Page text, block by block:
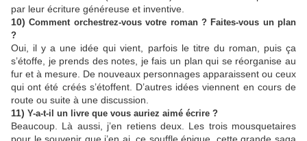
par leur écriture généreuse et inventive.
10)Comment orchestrez-vous votre roman ? Faites-vous un plan
?
Oui, il y a une idée qui vient, parfois le titre du roman, puis ça
s’étoffe, je prends des notes, je fais un plan qui se réorganise au
fur et à mesure. De nouveaux personnages apparaissent ou ceux
qui ont été créés s’étoffent. D’autres idées viennent en cours de
route ou suite à une discussion.
11) Y-a-t-il un livre que vous auriez aimé écrire ?
Beaucoup. Là aussi, j’en retiens deux. Les trois mousquetaires